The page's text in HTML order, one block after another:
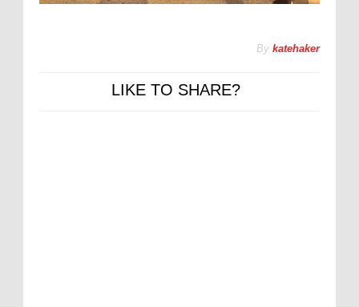
By katehaker
LIKE TO SHARE?